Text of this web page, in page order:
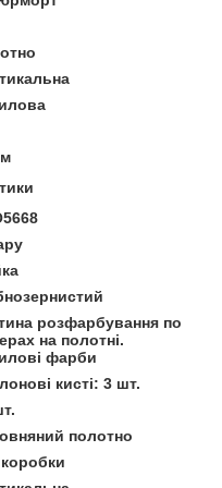
розфарбування по
на полотні.
фарби
кисті: 3 шт.
полотно